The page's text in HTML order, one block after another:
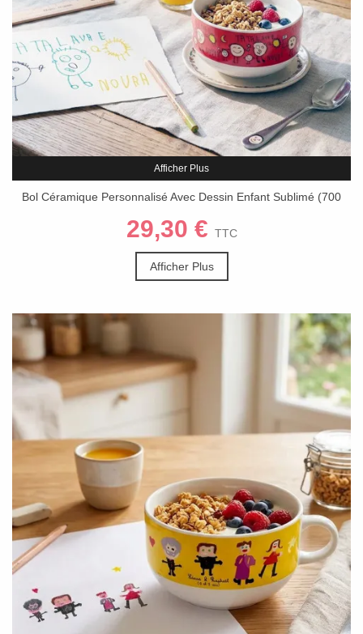
Afficher Plus
Bol Céramique Personnalisé Avec Dessin Enfant Sublimé (700
29,30 € TTC
Afficher Plus